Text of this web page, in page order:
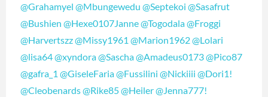
@Grahamyel @Mbungewedu @Septekoi @Sasafrut
@Bushien @Hexe0107Janne@Togodala@Froggi
@Harvertszz@Missy1961 @Marion1962@Lolari
@lisa64@xyndora@Sascha@Amadeus0173@Pico87
@gafra_1 @GiseleFaria@Fussilini @Nickiiii @Dori1!
@Cleobenards@Rike85@Heiler@Jenna777!